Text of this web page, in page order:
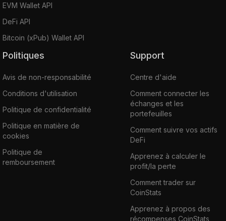
EVM Wallet API
DeFi API
Bitcoin (xPub) Wallet API
Politiques
Avis de non-responsabilité
Conditions d'utilisation
Politique de confidentialité
Politique en matière de
cookies
Politique de
remboursement
Support
Centre d'aide
Comment connecter les
échanges et les
portefeuilles
Comment suivre vos actifs
DeFi
Apprenez à calculer le
profit/la perte
Comment trader sur
CoinStats
Apprenez à propos des
récompenses CoinStats